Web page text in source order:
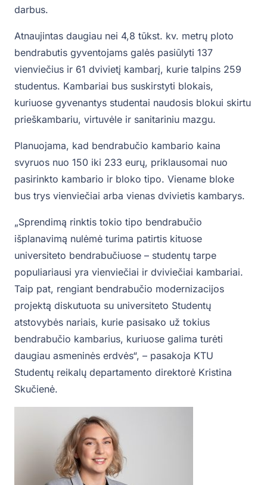
darbus.
Atnaujintas daugiau nei 4,8 tūkst. kv. metrų ploto
bendrabutis gyventojams galės pasiūlyti 137
vienviečius ir 61 dvivietį kambarį, kurie talpins 259
studentus. Kambariai bus suskirstyti blokais,
kuriuose gyvenantys studentai naudosis blokui skirtu
prieškambariu, virtuvėle ir sanitariniu mazgu.
Planuojama, kad bendrabučio kambario kaina
svyruos nuo 150 iki 233 eurų, priklausomai nuo
pasirinkto kambario ir bloko tipo. Viename bloke
bus trys vienviečiai arba vienas dvivietis kambarys.
„Sprendimą rinktis tokio tipo bendrabučio
išplanavimą nulėmė turima patirtis kituose
universiteto bendrabučiuose – studentų tarpe
populiariausi yra vienviečiai ir dviviečiai kambariai.
Taip pat, rengiant bendrabučio modernizacijos
projektą diskutuota su universiteto Studentų
atstovybės nariais, kurie pasisako už tokius
bendrabučio kambarius, kuriuose galima turėti
daugiau asmeninės erdvės“, – pasakoja KTU
Studentų reikalų departamento direktorė Kristina
Skučienė.